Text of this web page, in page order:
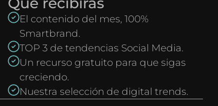
El contenido del mes, 100%
Smartbrand.
TOP 3 de tendencias Social Media.
Un recurso gratuito para que sigas
creciendo.
Nuestra selección de digital trends.